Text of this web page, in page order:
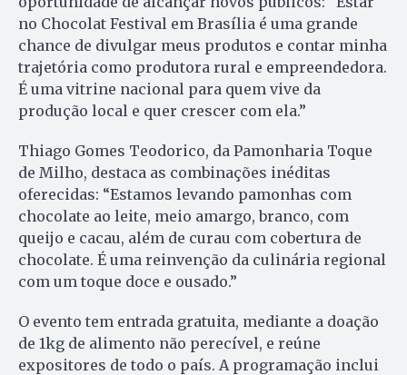
no Chocolat Festival em Brasília é uma grande
chance de divulgar meus produtos e contar minha
trajetória como produtora rural e empreendedora.
É uma vitrine nacional para quem vive da
produção local e quer crescer com ela.”
Thiago Gomes Teodorico, da Pamonharia Toque
de Milho, destaca as combinações inéditas
oferecidas: “Estamos levando pamonhas com
chocolate ao leite, meio amargo, branco, com
queijo e cacau, além de curau com cobertura de
chocolate. É uma reinvenção da culinária regional
com um toque doce e ousado.”
O evento tem entrada gratuita, mediante a doação
de 1kg de alimento não perecível, e reúne
expositores de todo o país. A programação inclui